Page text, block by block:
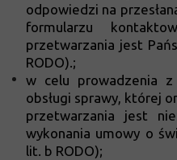
odpowiedzi na
formularzu
przetwarzania jest
RODO).;
w celu prowadzenia z
obsługi sprawy, której
przetwarzania jest
wykonania umowy o
lit. b RODO);